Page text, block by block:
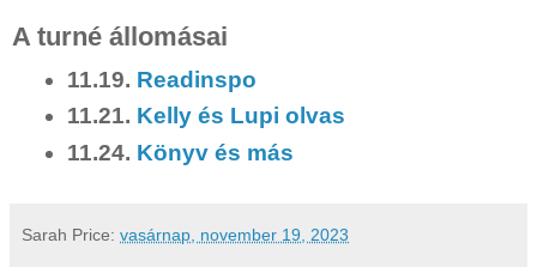
A turné állomásai
11.19. Readinspo
11.21. Kelly és Lupi olvas
11.24. Könyv és más
Sarah Price: vasárnap, november 19, 2023